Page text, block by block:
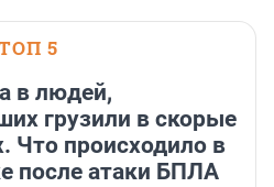
5
в людей,
грузили в скорые
Что происходило в
после атаки БПЛА